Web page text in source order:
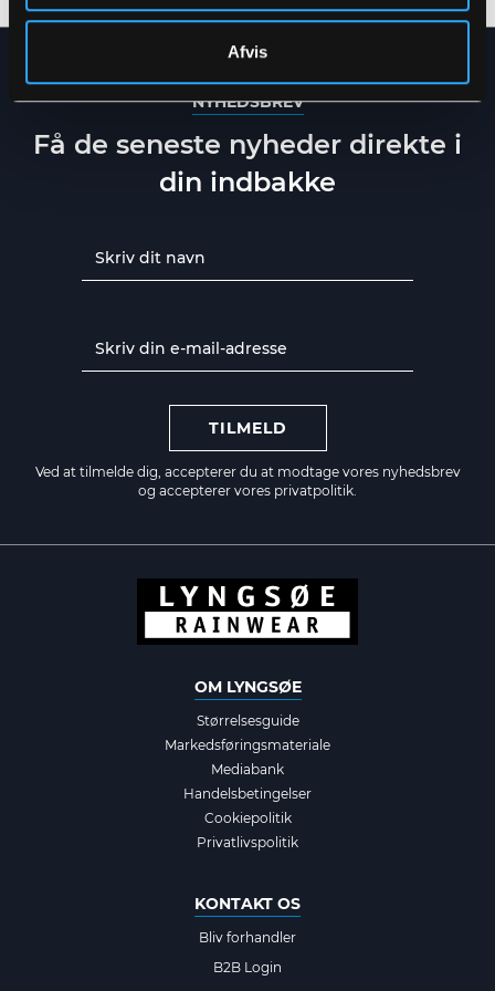
Afvis
NYHEDSBREV
Få de seneste nyheder direkte i
din indbakke
TILMELD
Ved at tilmelde dig, accepterer du at modtage vores nyhedsbrev
og accepterer vores privatpolitik.
OM LYNGSØE
Størrelsesguide
Markedsføringsmateriale
Mediabank
Handelsbetingelser
Cookiepolitik
Privatlivspolitik
KONTAKT OS
Bliv forhandler
B2B Login